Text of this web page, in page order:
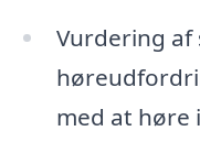
Vurdering af
med at høre